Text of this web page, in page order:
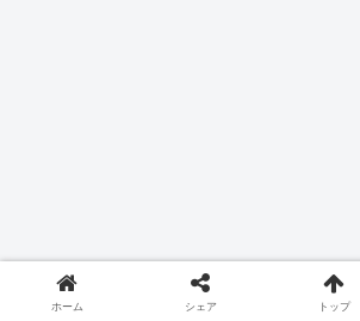
ホーム シェア トップ